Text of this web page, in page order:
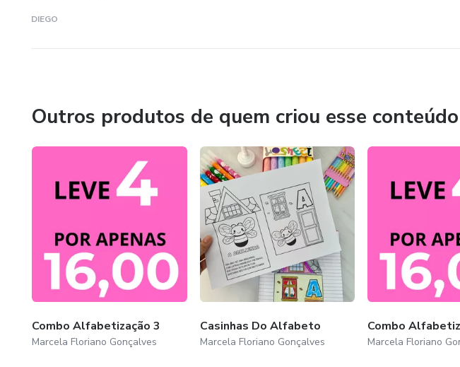
DIEGO
Outros produtos de quem criou esse conteúdo
Combo Alfabetização 3
Marcela Floriano Gonçalves
Casinhas Do Alfabeto
Marcela Floriano Gonçalves
Combo
Marcela Floriano